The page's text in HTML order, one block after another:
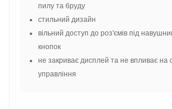
пилу та бруду
стильний дизайн
вільний доступ до роз'ємів під
кнопок
не закриває дисплей та не впливає на
управління